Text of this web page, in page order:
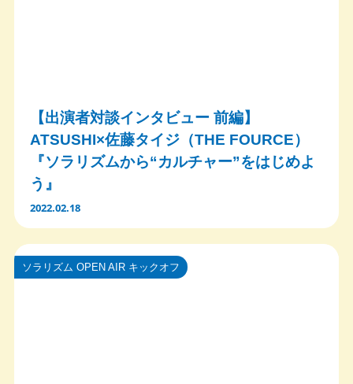
【出演者対談インタビュー 前編】
ATSUSHI×佐藤タイジ（THE FOURCE）
『ソラリズムから“カルチャー”をはじめよ
う』
2022.02.18
ソラリズム OPEN AIR キックオフ